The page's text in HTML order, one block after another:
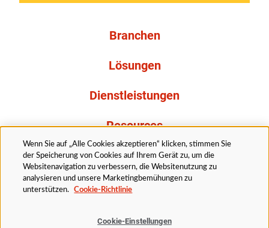
Branchen
Lösungen
Dienstleistungen
Resources
Über uns
Wenn Sie auf „Alle Cookies akzeptieren“ klicken, stimmen Sie
der Speicherung von Cookies auf Ihrem Gerät zu, um die
Websitenavigation zu verbessern, die Websitenutzung zu
analysieren und unsere Marketingbemühungen zu
unterstützen.
Cookie-Richtlinie
Cookie-Einstellungen